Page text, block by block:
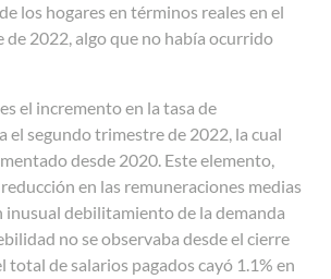
los hogares en términos reales en el
2022, algo que no había ocurrido
el incremento en la tasa de
el segundo trimestre de 2022, la cual
desde 2020. Este elemento,
en las remuneraciones medias
inusual debilitamiento de la demanda
no se observaba desde el cierre
total de salarios pagados cayó 1.1% en